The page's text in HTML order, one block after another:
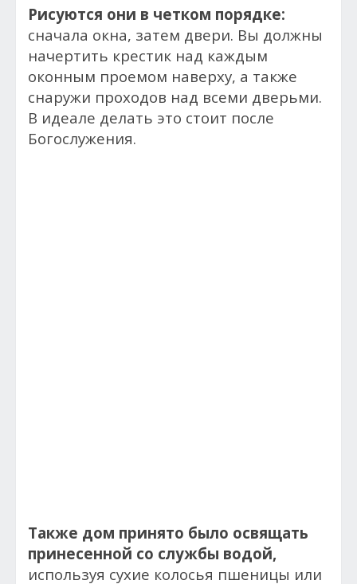
Рисуются они в четком порядке:
сначала окна, затем двери. Вы должны
начертить крестик над каждым
оконным проемом наверху, а также
снаружи проходов над всеми дверьми.
В идеале делать это стоит после
Богослужения.
Также дом принято было освящать
принесенной со службы водой,
используя сухие колосья пшеницы или